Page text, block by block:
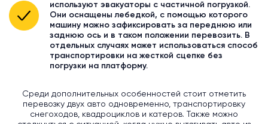
используют эвакуаторы с частичной погрузкой.
Они оснащены лебедкой, с помощью которого
машину можно зафиксировать за переднюю или
заднюю ось и в таком положении перевозить. В
отдельных случаях может использоваться способ
транспортировки на жесткой сцепке без
погрузки на платформу.
Среди дополнительных особенностей стоит отметить
перевозку двух авто одновременно, транспортировку
снегоходов, квадроциклов и катеров. Также можно